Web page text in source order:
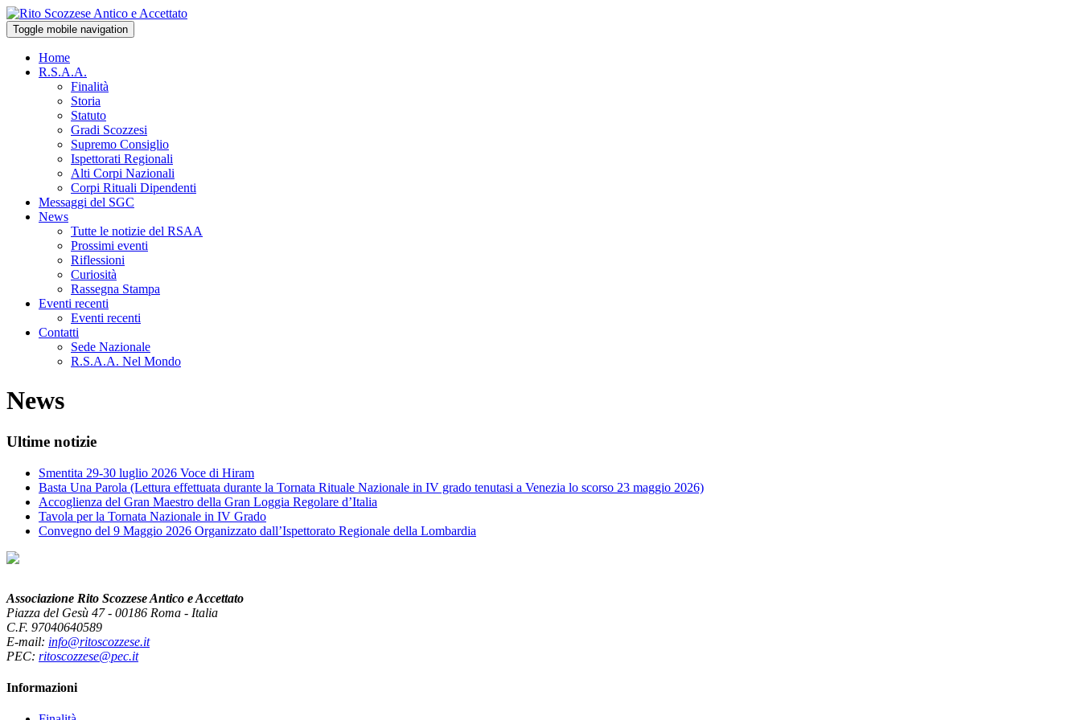
Toggle mobile navigation
Home
R.S.A.A.
Finalità
Storia
Statuto
Gradi Scozzesi
Supremo Consiglio
Ispettorati Regionali
Alti Corpi Nazionali
Corpi Rituali Dipendenti
Messaggi del SGC
News
Tutte le notizie del RSAA
Prossimi eventi
Riflessioni
Curiosità
Rassegna Stampa
Eventi recenti
Eventi recenti
Contatti
Sede Nazionale
R.S.A.A. Nel Mondo
News
Ultime notizie
Smentita 29-30 luglio 2026 Voce di Hiram
Basta Una Parola (Lettura effettuata durante la Tornata Rituale Nazionale in IV grado tenutasi a Venezia lo scorso 23 maggio 2026)
Accoglienza del Gran Maestro della Gran Loggia Regolare d’Italia
Tavola per la Tornata Nazionale in IV Grado
Convegno del 9 Maggio 2026 Organizzato dall’Ispettorato Regionale della Lombardia
Associazione Rito Scozzese Antico e Accettato
Piazza del Gesù 47 - 00186 Roma - Italia
C.F. 97040640589
E-mail: info@ritoscozzese.it
PEC: ritoscozzese@pec.it
Informazioni